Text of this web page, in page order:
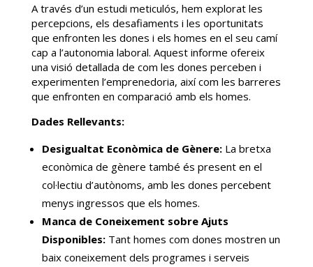
A través d’un estudi meticulós, hem explorat les
percepcions, els desafiaments i les oportunitats
que enfronten les dones i els homes en el seu camí
cap a l’autonomia laboral. Aquest informe ofereix
una visió detallada de com les dones perceben i
experimenten l’emprenedoria, així com les barreres
que enfronten en comparació amb els homes.
Dades Rellevants:
Desigualtat Econòmica de Gènere:La bretxa
econòmica de gènere també és present en el
col·lectiu d’autònoms, amb les dones percebent
menys ingressos que els homes.
Manca de Coneixement sobre Ajuts
Disponibles:Tant homes com dones mostren un
baix coneixement dels programes i serveis